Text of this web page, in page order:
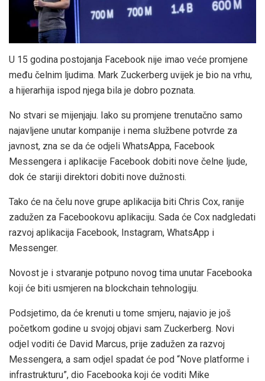
U 15 godina postojanja Facebook nije imao veće promjene
među čelnim ljudima. Mark Zuckerberg uvijek je bio na vrhu,
a hijerarhija ispod njega bila je dobro poznata.
No stvari se mijenjaju. Iako su promjene trenutačno samo
najavljene unutar kompanije i nema službene potvrde za
javnost, zna se da će odjeli WhatsAppa, Facebook
Messengera i aplikacije Facebook dobiti nove čelne ljude,
dok će stariji direktori dobiti nove dužnosti.
Tako će na čelu nove grupe aplikacija biti Chris Cox, ranije
zadužen za Facebookovu aplikaciju. Sada će Cox nadgledati
razvoj aplikacija Facebook, Instagram, WhatsApp i
Messenger.
Novost je i stvaranje potpuno novog tima unutar Facebooka
koji će biti usmjeren na blockchain tehnologiju.
Podsjetimo, da će krenuti u tome smjeru, najavio je još
početkom godine u svojoj objavi sam Zuckerberg. Novi
odjel voditi će David Marcus, prije zadužen za razvoj
Messengera, a sam odjel spadat će pod “Nove platforme i
infrastrukturu”, dio Facebooka koji će voditi Mike